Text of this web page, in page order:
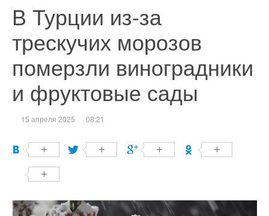
В Турции из-за
трескучих морозов
померзли виноградники
и фруктовые сады
15 апреля 2025 08:21